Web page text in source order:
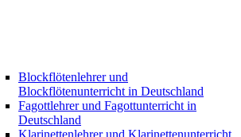
Blockflötenlehrer und
Blockflötenunterricht in Deutschland
Fagottlehrer und Fagottunterricht in
Deutschland
Klarinettenlehrer und Klarinettenunterricht